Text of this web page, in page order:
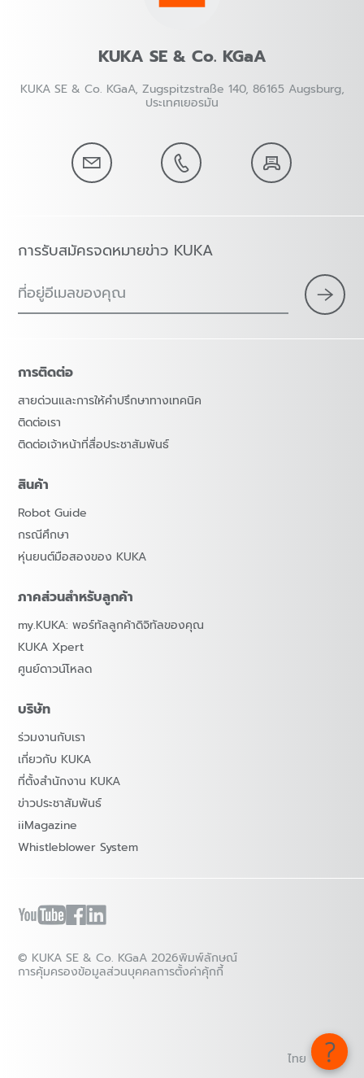
KUKA SE & Co. KGaA
KUKA SE & Co. KGaA, Zugspitzstraße 140, 86165 Augsburg,
ประเทศเยอรมัน
การรับสมัครจดหมายข่าว KUKA
ที่อยู่อีเมลของคุณ
การติดต่อ
สายด่วนและการให้คำปรึกษาทางเทคนิค
ติดต่อเรา
ติดต่อเจ้าหน้าที่สื่อประชาสัมพันธ์
สินค้า
Robot Guide
กรณีศึกษา
หุ่นยนต์มือสองของ KUKA
ภาคส่วนสำหรับลูกค้า
my.KUKA: พอร์ทัลลูกค้าดิจิทัลของคุณ
KUKA Xpert
ศูนย์ดาวน์โหลด
บริษัท
ร่วมงานกับเรา
เกี่ยวกับ KUKA
ที่ตั้งสำนักงาน KUKA
ข่าวประชาสัมพันธ์
iiMagazine
Whistleblower System
© KUKA SE & Co. KGaA 2026พิมพ์ลักษณ์
การคุ้มครองข้อมูลส่วนบุคคลการตั้งค่าคุ้กกี้
ไทย - ไทย